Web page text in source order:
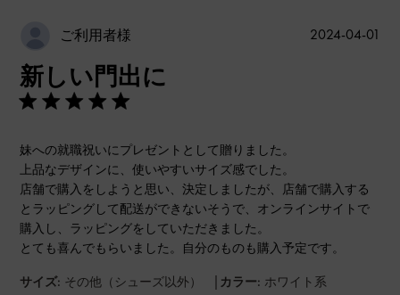
ご利用者様
新しい門出に
妹への就職祝いにプレゼントとして贈りました。
上品なデザインに、使いやすいサイズ感でした。
店舗で購入をしようと思い、決定しましたが、店舗で購入する
とラッピングして配送ができないそうで、オンラインサイトで
購入し、ラッピングをしていただきました。
とても喜んでもらいました。自分のものも購入予定です。
サイズ: その他（シューズ以外） | カラー: ホワイト系
2024-04-01